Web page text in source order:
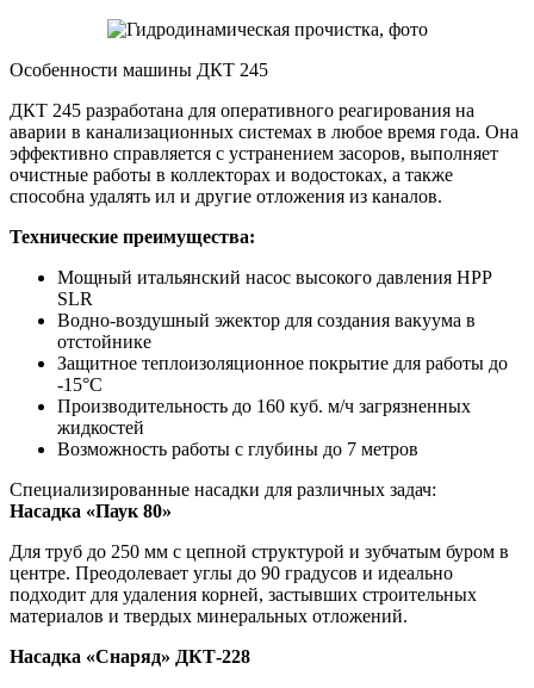
Особенности машины ДКТ 245
ДКТ 245 разработана для оперативного реагирования на
аварии в канализационных системах в любое время года. Она
эффективно справляется с устранением засоров, выполняет
очистные работы в коллекторах и водостоках, а также
способна удалять ил и другие отложения из каналов.
Технические преимущества:
Мощный итальянский насос высокого давления HPP
SLR
Водно-воздушный эжектор для создания вакуума в
отстойнике
Защитное теплоизоляционное покрытие для работы до
-15°C
Производительность до 160 куб. м/ч загрязненных
жидкостей
Возможность работы с глубины до 7 метров
Специализированные насадки для различных задач:
Насадка «Паук 80»
Для труб до 250 мм с цепной структурой и зубчатым буром в
центре. Преодолевает углы до 90 градусов и идеально
подходит для удаления корней, застывших строительных
материалов и твердых минеральных отложений.
Насадка «Снаряд» ДКТ-228